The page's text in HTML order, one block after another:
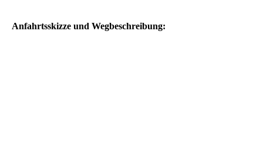
Anfahrtsskizze und Wegbeschreibung: